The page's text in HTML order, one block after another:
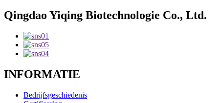
Qingdao Yiqing Biotechnologie Co., Ltd.
INFORMATIE
Bedrijfsgeschiedenis